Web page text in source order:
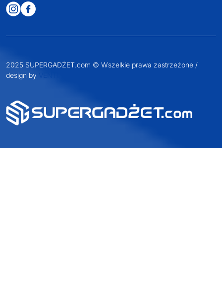
2025 SUPERGADŻET.com © Wszelkie prawa zastrzeżone /
design by